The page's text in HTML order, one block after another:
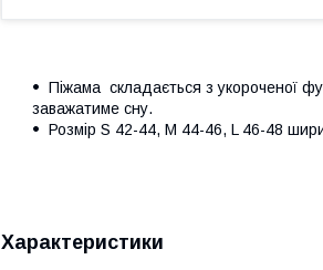
Піжама складається з укороченої
заважатиме сну.
Розмір S 42-44, M 44-46, L 46-48
Характеристики